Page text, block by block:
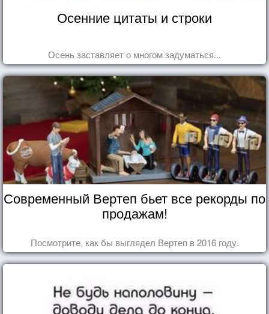
Осенние цитаты и строки
Осень заставляет о многом задуматься...
Современный Вертеп бьет все рекорды по
продажам!
Посмотрите, как бы выглядел Вертеп в 2016 году.